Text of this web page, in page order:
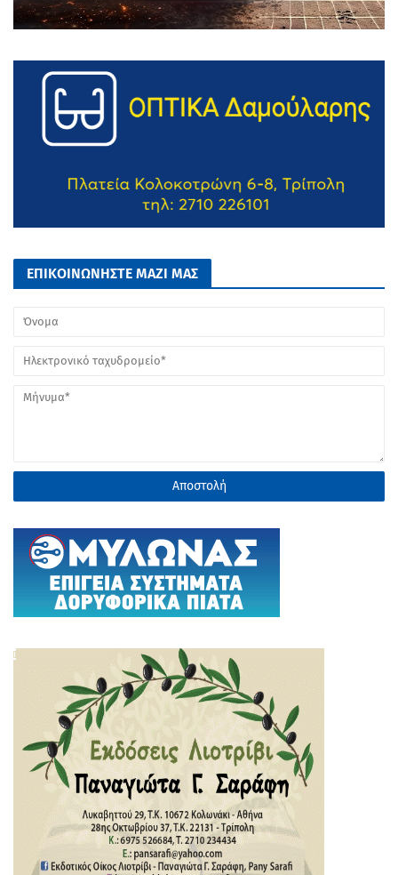
ΕΠΙΚΟΙΝΩΝΗΣΤΕ ΜΑΖΙ ΜΑΣ